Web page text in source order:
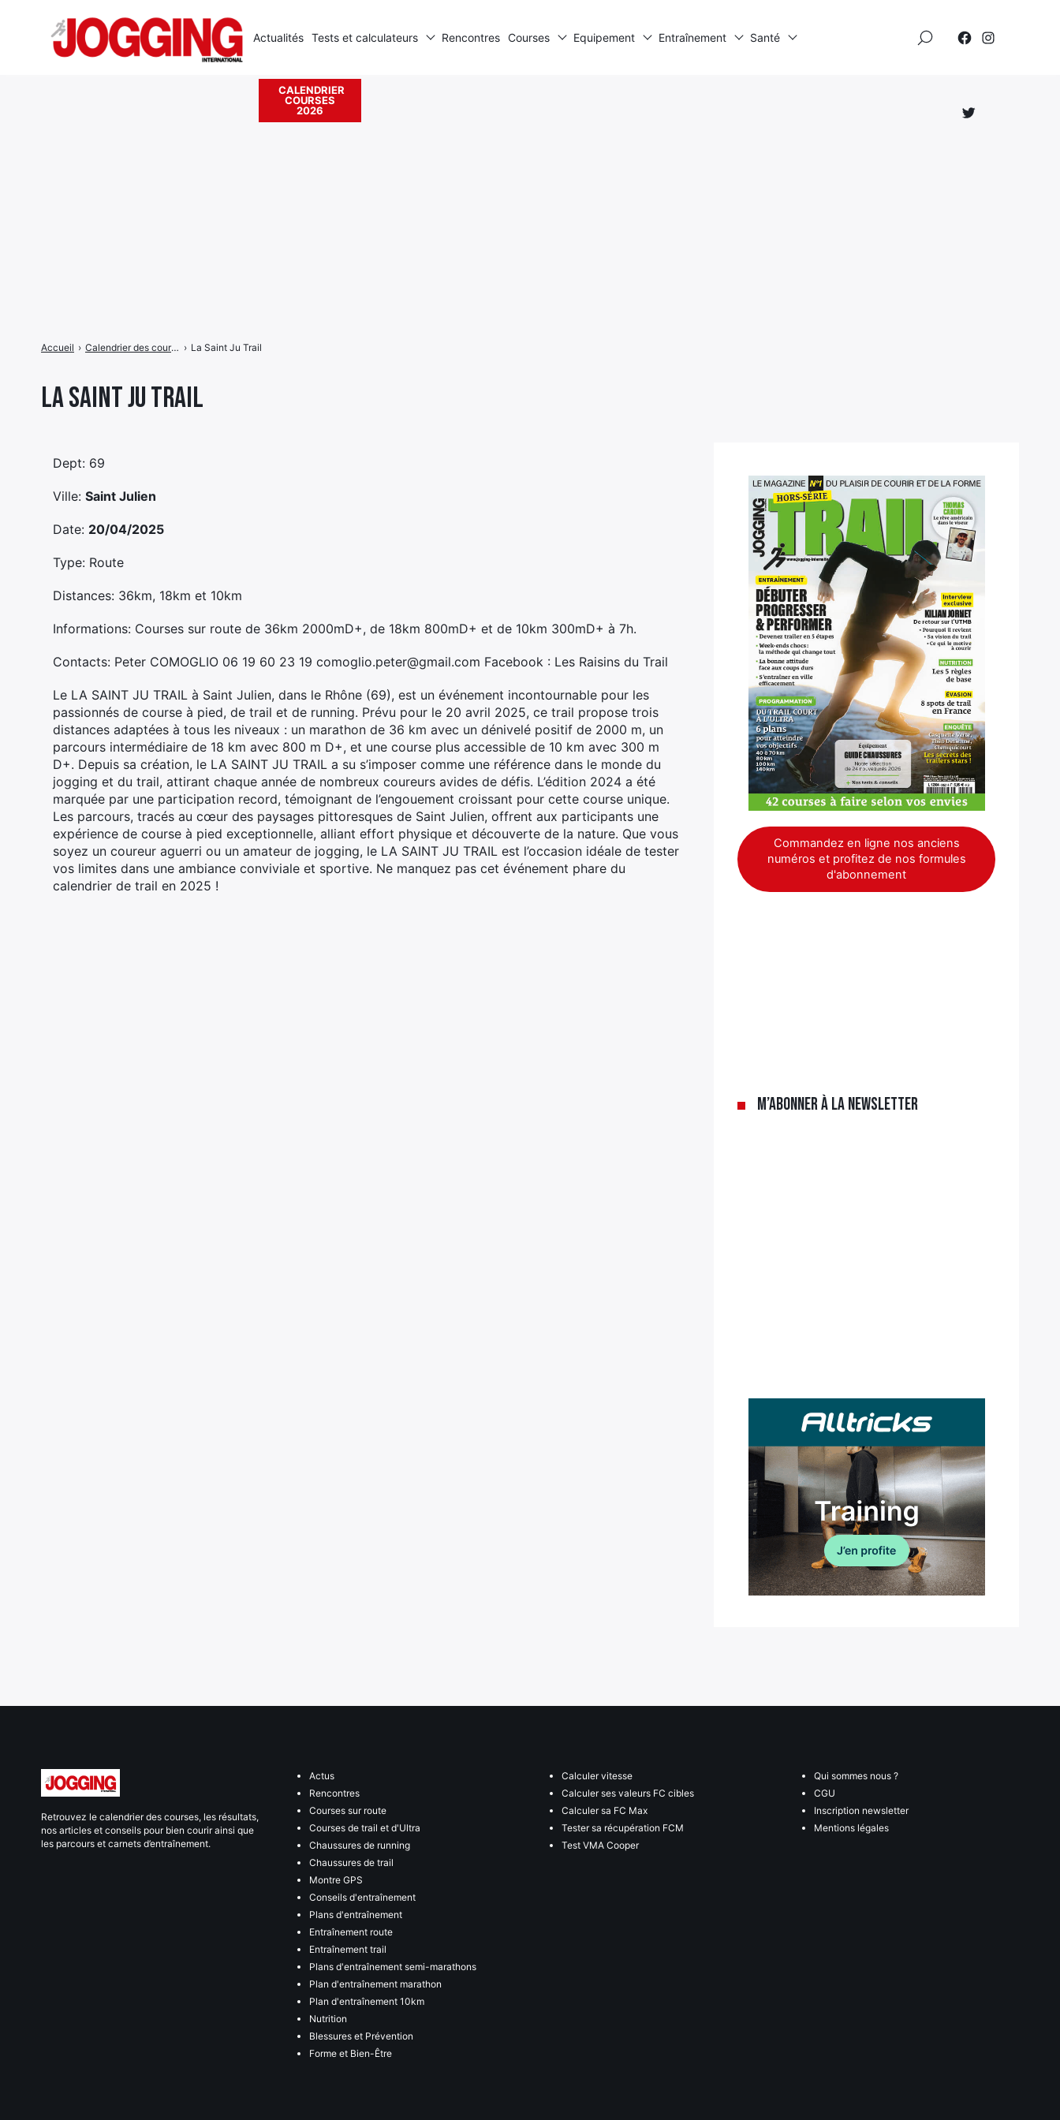
La Saint Ju Trail
Accueil › Calendrier des courses › La Saint Ju Trail
Dept: 69
Ville: Saint Julien
Date: 20/04/2025
Type: Route
Distances: 36km, 18km et 10km
Informations: Courses sur route de 36km 2000mD+, de 18km 800mD+ et de 10km 300mD+ à 7h.
Contacts: Peter COMOGLIO 06 19 60 23 19 comoglio.peter@gmail.com Facebook : Les Raisins du Trail
Le LA SAINT JU TRAIL à Saint Julien, dans le Rhône (69), est un événement incontournable pour les
passionnés de course à pied, de trail et de running. Prévu pour le 20 avril 2025, ce trail propose trois
distances adaptées à tous les niveaux : un marathon de 36 km avec un dénivelé positif de 2000 m, un
parcours intermédiaire de 18 km avec 800 m D+, et une course plus accessible de 10 km avec 300 m
D+. Depuis sa création, le LA SAINT JU TRAIL a su s’imposer comme une référence dans le monde du
jogging et du trail, attirant chaque année de nombreux coureurs avides de défis. L’édition 2024 a été
marquée par une participation record, témoignant de l’engouement croissant pour cette course unique.
Les parcours, tracés au cœur des paysages pittoresques de Saint Julien, offrent aux participants une
expérience de course à pied exceptionnelle, alliant effort physique et découverte de la nature. Que vous
soyez un coureur aguerri ou un amateur de jogging, le LA SAINT JU TRAIL est l’occasion idéale de tester
vos limites dans une ambiance conviviale et sportive. Ne manquez pas cet événement phare du
calendrier de trail en 2025 !
Commandez en ligne nos anciens
numéros et profitez de nos formules
d'abonnement
M’abonner à la newsletter
Actualités Tests et calculateurs Rencontres Courses Equipement Entraînement Santé
CALENDRIER
COURSES
2026
Élément
Retrouvez le calendrier des courses, les résultats,
nos articles et conseils pour bien courir ainsi que
les parcours et carnets d’entraînement.
Actus
Rencontres
Courses sur route
Courses de trail et d'Ultra
Chaussures de running
Chaussures de trail
Montre GPS
Conseils d'entraînement
Plans d'entraînement
Entraînement route
Entraînement trail
Plans d'entraînement semi-marathons
Plan d'entraînement marathon
Plan d'entraînement 10km
Nutrition
Blessures et Prévention
Forme et Bien-Être
Calculer vitesse
Calculer ses valeurs FC cibles
Calculer sa FC Max
Tester sa récupération FCM
Test VMA Cooper
Qui sommes nous ?
CGU
Inscription newsletter
Mentions légales
Rechercher